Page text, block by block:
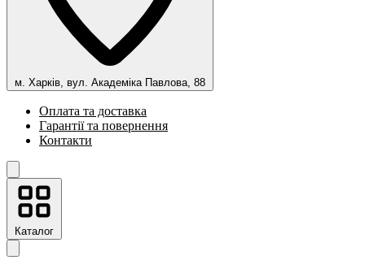
м. Харків, вул. Академіка Павлова, 88
Оплата та доставка
Гарантії та повернення
Контакти
Каталог